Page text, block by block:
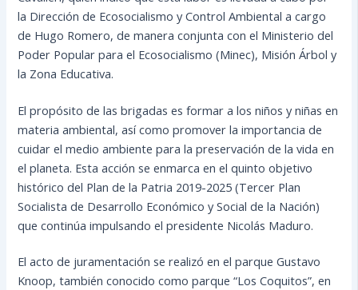
la Dirección de Ecosocialismo y Control Ambiental a cargo
de Hugo Romero, de manera conjunta con el Ministerio del
Poder Popular para el Ecosocialismo (Minec), Misión Árbol y
la Zona Educativa.
El propósito de las brigadas es formar a los niños y niñas en
materia ambiental, así como promover la importancia de
cuidar el medio ambiente para la preservación de la vida en
el planeta. Esta acción se enmarca en el quinto objetivo
histórico del Plan de la Patria 2019-2025 (Tercer Plan
Socialista de Desarrollo Económico y Social de la Nación)
que continúa impulsando el presidente Nicolás Maduro.
El acto de juramentación se realizó en el parque Gustavo
Knoop, también conocido como parque “Los Coquitos”, en